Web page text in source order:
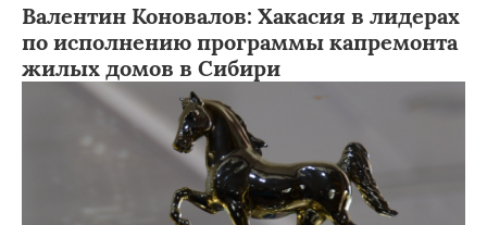
Валентин Коновалов: Хакасия в лидерах
по исполнению программы капремонта
жилых домов в Сибири